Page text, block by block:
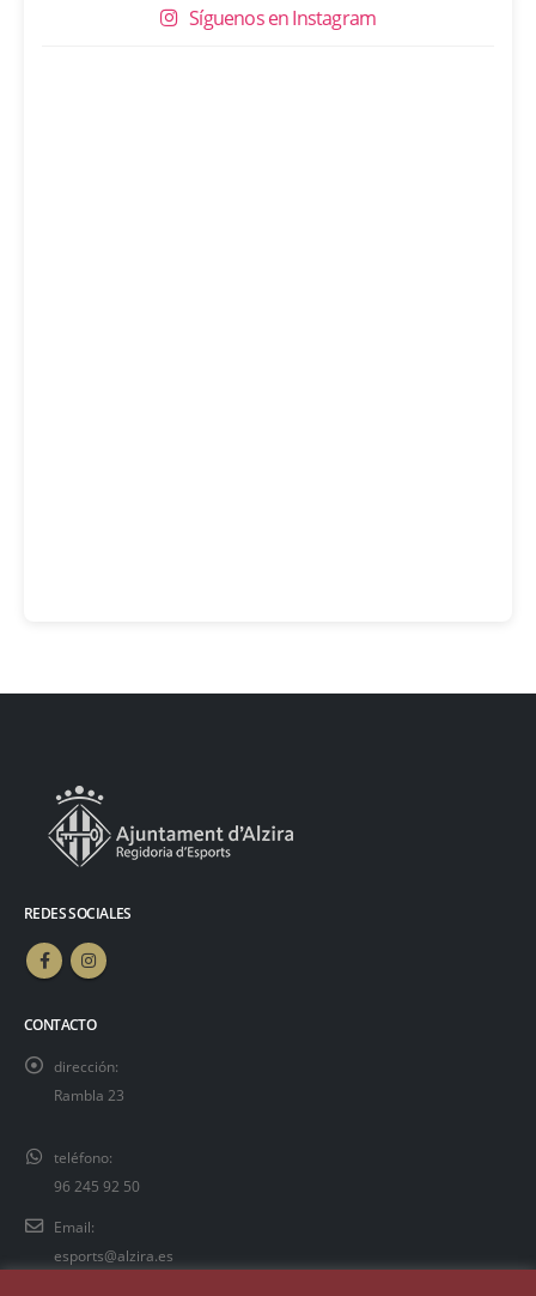
Síguenos en Instagram
REDES SOCIALES
CONTACTO
dirección:
Rambla 23
teléfono:
96 245 92 50
Email:
esports@alzira.es